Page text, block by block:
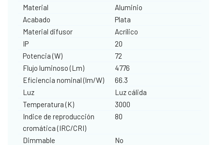
Material
Aluminio
Acabado
Plata
Material difusor
Acrílico
IP
20
Potencia (W)
72
Flujo luminoso (Lm)
4776
Eficiencia nominal (lm/W)
66.3
Luz
Luz cálida
Temperatura (K)
3000
Indice de reproducción
cromática (IRC/CRI)
80
Dimmable
No